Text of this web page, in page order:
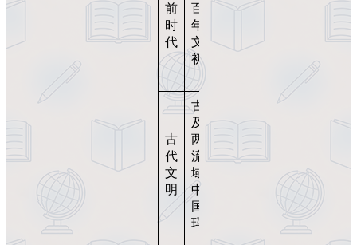
前
时
代
百万
年至
文明
初始
石器
作、
古
代
文
明
古埃
及、
两河
流
域、
中
国、
玛雅
神
话、